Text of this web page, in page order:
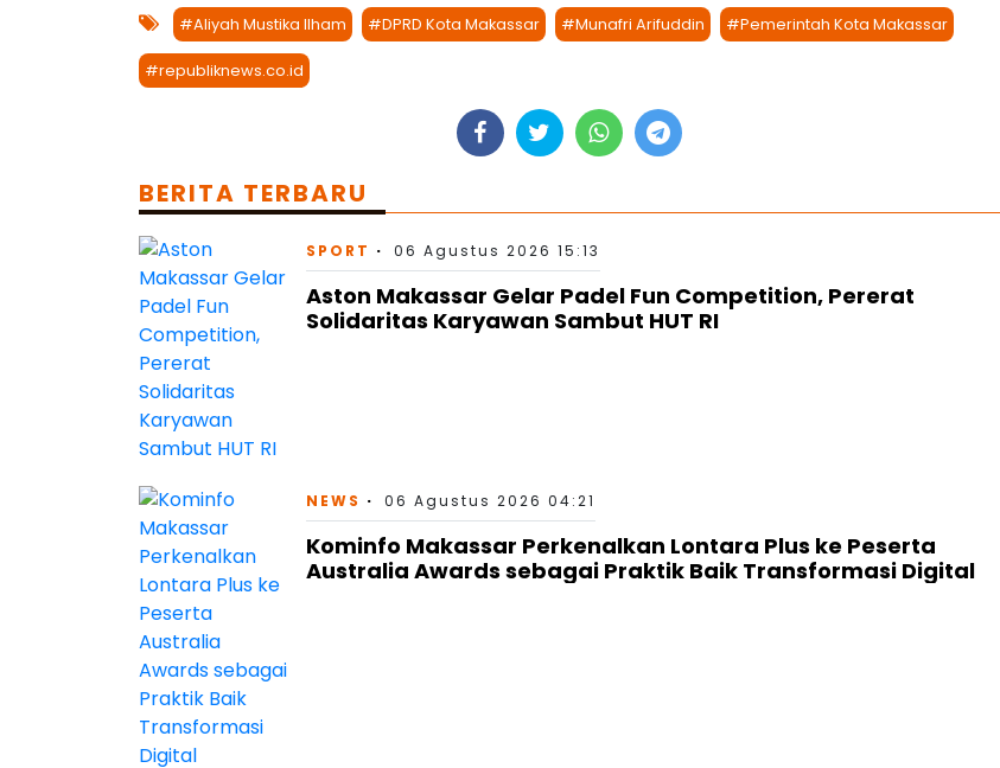
#Aliyah Mustika Ilham #DPRD Kota Makassar #Munafri Arifuddin #Pemerintah Kota Makassar
#republiknews.co.id
BERITA TERBARU
SPORT 06 Agustus 2026 15:13
Aston Makassar Gelar Padel Fun Competition, Pererat
Solidaritas Karyawan Sambut HUT RI
NEWS 06 Agustus 2026 04:21
Kominfo Makassar Perkenalkan Lontara Plus ke Peserta
Australia Awards sebagai Praktik Baik Transformasi Digital